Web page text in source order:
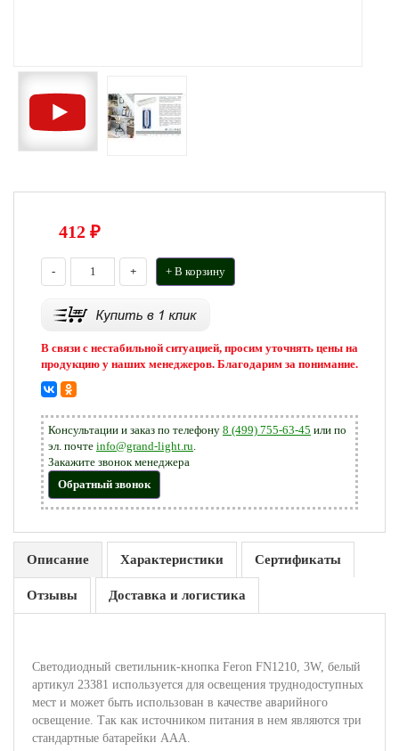
412 ₽
- + + В корзину
В связи с нестабильной ситуацией, просим уточнять цены на
продукцию у наших менеджеров. Благодарим за понимание.
Консультации и заказ по телефону 8 (499) 755-63-45 или по
эл. почте info@grand-light.ru.
Закажите звонок менеджера
Обратный звонок
Описание Характеристики Сертификаты
Отзывы Доставка и логистика
Светодиодный светильник-кнопка Feron FN1210, 3W, белый
артикул 23381 используется для освещения труднодоступных
мест и может быть использован в качестве аварийного
освещение. Так как источником питания в нем являются три
стандартные батарейки ААА.